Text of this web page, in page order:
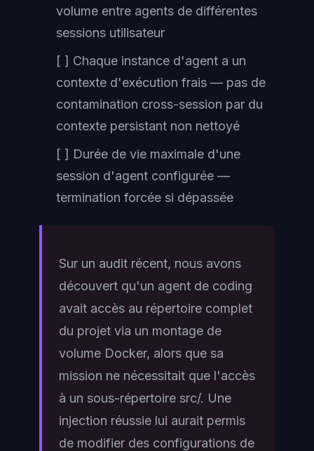
volume entre agents de différentes
sessions utilisateur
[ ] Chaque instance d'agent a un
contexte d'exécution frais — pas de
contamination cross-session par du
contexte persistant non nettoyé
[ ] Durée de vie maximale d'une
session d'agent configurée —
termination forcée si dépassée
Sur un audit récent, nous avons
découvert qu'un agent de coding
avait accès au répertoire complet
du projet via un montage de
volume Docker, alors que sa
mission ne nécessitait que l'accès
à un sous-répertoire src/. Une
injection réussie lui aurait permis
de modifier des configurations de